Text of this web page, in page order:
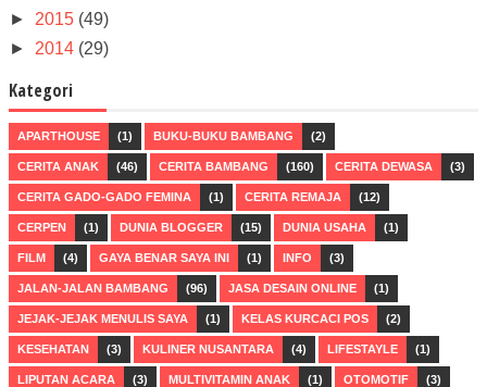
► 2015 (49)
► 2014 (29)
Kategori
APARTHOUSE (1) BUKU-BUKU BAMBANG (2)
CERITA ANAK (46) CERITA BAMBANG (160) CERITA DEWASA (3)
CERITA GADO-GADO FEMINA (1) CERITA REMAJA (12)
CERPEN (1) DUNIA BLOGGER (15) DUNIA USAHA (1)
FILM (4) GAYA BENAR SAYA INI (1) INFO (3)
JALAN-JALAN BAMBANG (96) JASA DESAIN ONLINE (1)
JEJAK-JEJAK MENULIS SAYA (1) KELAS KURCACI POS (2)
KESEHATAN (3) KULINER NUSANTARA (4) LIFESTAYLE (1)
LIPUTAN ACARA (3) MULTIVITAMIN ANAK (1) OTOMOTIF (3)